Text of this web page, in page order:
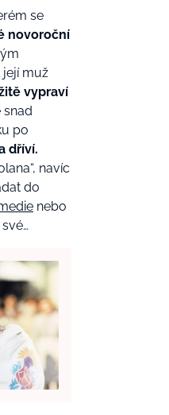
se
novoroční
její muž
vypraví
snad
po
dříví.
navíc
do
nebo